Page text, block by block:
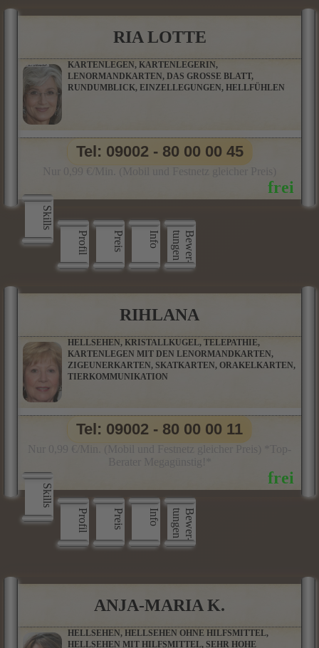
RIA LOTTE
KARTENLEGEN, KARTENLEGERIN,
LENORMANDKARTEN, DAS GROSSE BLATT,
RUNDUMBLICK, EINZELLEGUNGEN, HELLFÜHLEN
Skills
Profil
Preis Info B
e
w
e
r
­
t
u
n
g
e
n
Tel: 09002 - 80 00 00 45
RIHLANA
HELLSEHEN, KRISTALLKUGEL, TELEPATHIE,
KARTENLEGEN MIT DEN LENORMANDKARTEN,
ZIGEUNERKARTEN, SKATKARTEN, ORAKELKARTEN,
TIERKOMMUNIKATION
Skills
Profil
Preis Info B
e
w
e
r
­
t
u
n
g
e
n
Tel: 09002 - 80 00 00 11
ANJA-MARIA K.
HELLSEHEN, HELLSEHEN OHNE HILFSMITTEL,
HELLSEHEN MIT HILFSMITTEL, SEHR HOHE